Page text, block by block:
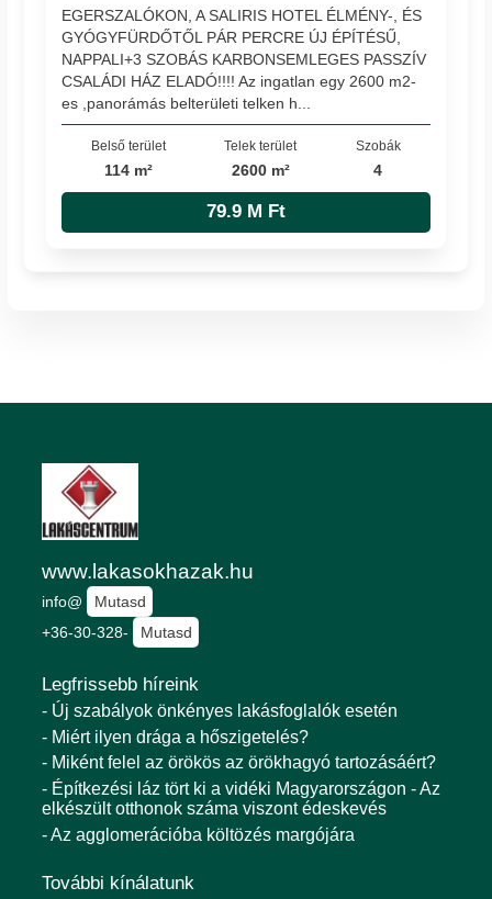
EGERSZALÓKON, A SALIRIS HOTEL ÉLMÉNY-, ÉS
GYÓGYFÜRDŐTŐL PÁR PERCRE ÚJ ÉPÍTÉSŰ,
NAPPALI+3 SZOBÁS KARBONSEMLEGES PASSZÍV
CSALÁDI HÁZ ELADÓ!!!! Az ingatlan egy 2600 m2-
es ,panorámás belterületi telken h...
Belső terület
114 m²
Telek terület
2600 m²
Szobák
4
79.9 M Ft
www.lakasokhazak.hu
info@
Mutasd
+36-30-328-
Mutasd
Legfrissebb híreink
- Új szabályok önkényes lakásfoglalók esetén
- Miért ilyen drága a hőszigetelés?
- Miként felel az örökös az örökhagyó tartozásáért?
- Építkezési láz tört ki a vidéki Magyarországon - Az
elkészült otthonok száma viszont édeskevés
- Az agglomerációba költözés margójára
További kínálatunk